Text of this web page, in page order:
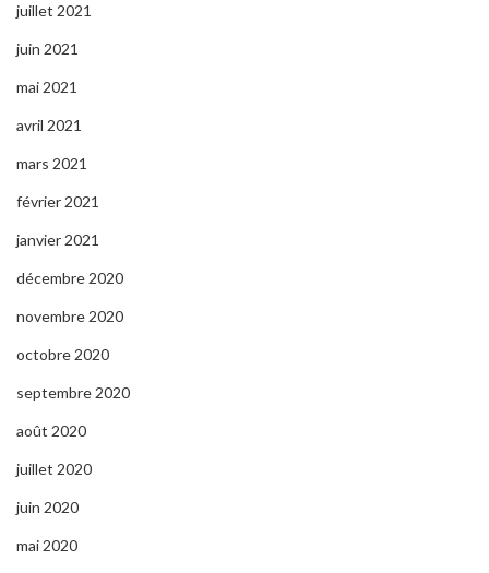
juillet 2021
juin 2021
mai 2021
avril 2021
mars 2021
février 2021
janvier 2021
décembre 2020
novembre 2020
octobre 2020
septembre 2020
août 2020
juillet 2020
juin 2020
mai 2020